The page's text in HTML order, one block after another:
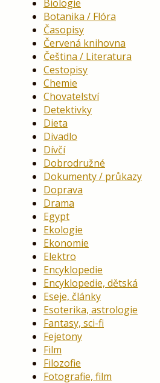
Biologie
Botanika / Flóra
Časopisy
Červená knihovna
Čeština / Literatura
Cestopisy
Chemie
Chovatelství
Detektivky
Dieta
Divadlo
Dívčí
Dobrodružné
Dokumenty / průkazy
Doprava
Drama
Egypt
Ekologie
Ekonomie
Elektro
Encyklopedie
Encyklopedie, dětská
Eseje, články
Esoterika, astrologie
Fantasy, sci-fi
Fejetony
Film
Filozofie
Fotografie, film